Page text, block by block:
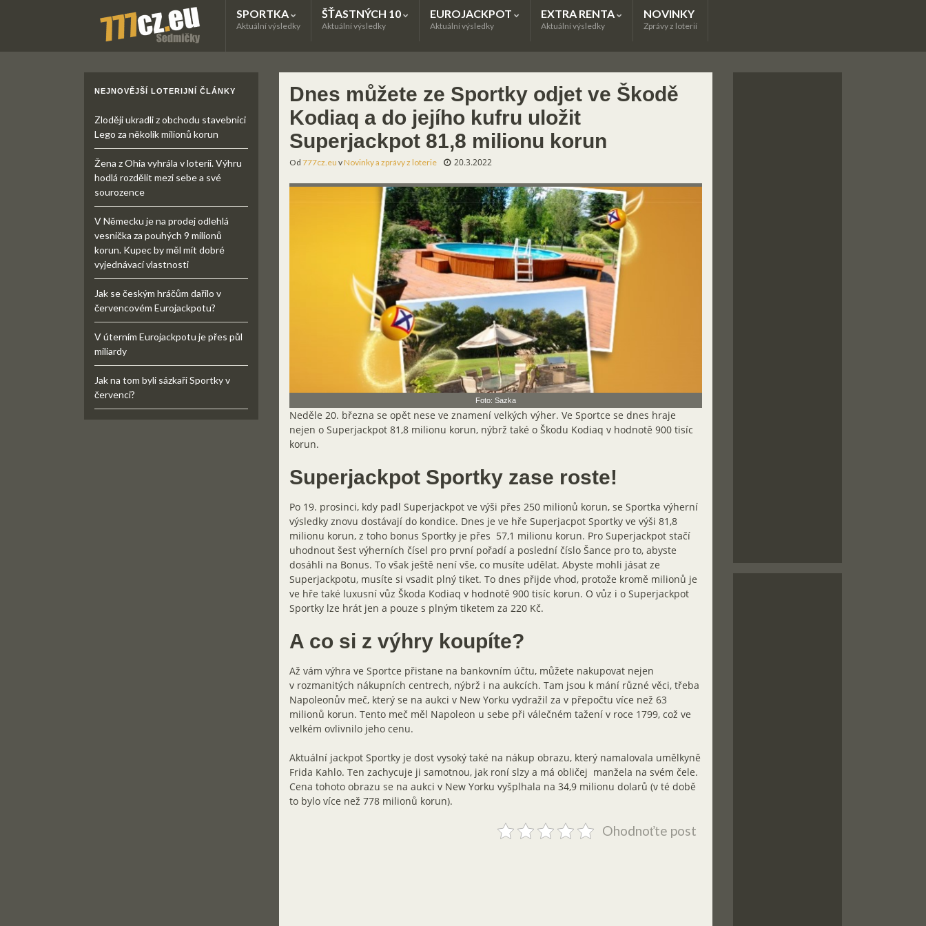
SPORTKA
Aktuální výsledky
ŠŤASTNÝCH 10
Aktuální výsledky
EUROJACKPOT
Aktuální výsledky
EXTRA RENTA
Aktuální výsledky
NOVINKY
Zprávy z loterií
Dnes můžete ze Sportky odjet ve Škodě
Kodiaq a do jejího kufru uložit
Superjackpot 81,8 milionu korun
Od 777cz.eu vNovinky a zprávy z loterie 20.3.2022
Foto: Sazka
Neděle 20. března se opět nese ve znamení velkých výher. Ve Sportce se dnes hraje
nejen o Superjackpot 81,8 milionu korun, nýbrž také o Škodu Kodiaq v hodnotě 900 tisíc
korun.
Superjackpot Sportky zase roste!
Po 19. prosinci, kdy padl Superjackpot ve výši přes 250 milionů korun, se Sportka výherní
výsledky znovu dostávají do kondice. Dnes je ve hře Superjacpot Sportky ve výši 81,8
milionu korun, z toho bonus Sportky je přes 57,1 milionu korun. Pro Superjackpot stačí
uhodnout šest výherních čísel pro první pořadí a poslední číslo Šance pro to, abyste
dosáhli na Bonus. To však ještě není vše, co musíte udělat. Abyste mohli jásat ze
Superjackpotu, musíte si vsadit plný tiket. To dnes přijde vhod, protože kromě milionů je
ve hře také luxusní vůz Škoda Kodiaq v hodnotě 900 tisíc korun. O vůz i o Superjackpot
Sportky lze hrát jen a pouze s plným tiketem za 220 Kč.
A co si z výhry koupíte?
Až vám výhra ve Sportce přistane na bankovním účtu, můžete nakupovat nejen
v rozmanitých nákupních centrech, nýbrž i na aukcích. Tam jsou k mání různé věci, třeba
Napoleonův meč, který se na aukci v New Yorku vydražil za v přepočtu více než 63
milionů korun. Tento meč měl Napoleon u sebe při válečném tažení v roce 1799, což ve
velkém ovlivnilo jeho cenu.
Aktuální jackpot Sportky je dost vysoký také na nákup obrazu, který namalovala umělkyně
Frida Kahlo. Ten zachycuje ji samotnou, jak roní slzy a má obličej manžela na svém čele.
Cena tohoto obrazu se na aukci v New Yorku vyšplhala na 34,9 milionu dolarů (v té době
to bylo více než 778 milionů korun).
Ohodnoťte post
NEJNOVĚJŠÍ LOTERIJNÍ ČLÁNKY
Zloději ukradli z obchodu stavebnici
Lego za několik milionů korun
Žena z Ohia vyhrála v loterii. Výhru
hodlá rozdělit mezi sebe a své
sourozence
V Německu je na prodej odlehlá
vesnička za pouhých 9 milionů
korun. Kupec by měl mít dobré
vyjednávací vlastnosti
Jak se českým hráčům dařilo v
červencovém Eurojackpotu?
V úterním Eurojackpotu je přes půl
miliardy
Jak na tom byli sázkaři Sportky v
červenci?